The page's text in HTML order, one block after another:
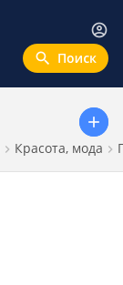
Красота, мода